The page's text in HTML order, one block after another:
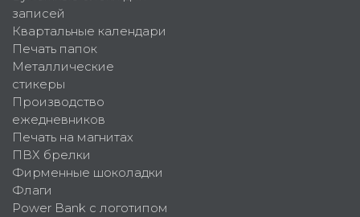
записей
Квартальные календари
Печать папок
Металлические
стикеры
Производство
ежедневников
Печать на магнитах
ПВХ брелки
Фирменные шоколадки
Флаги
Power Bank с логотипом